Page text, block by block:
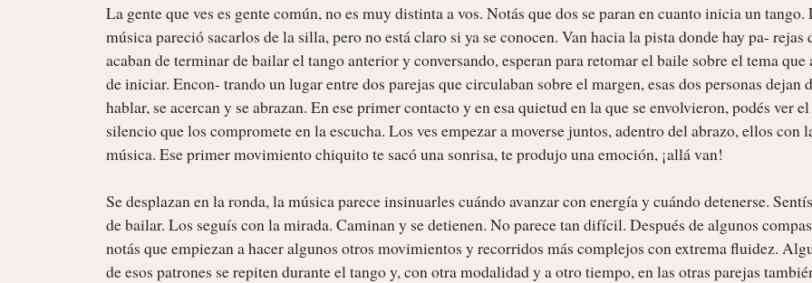
La gente que ves es gente común, no es muy distinta a vos. Notás que dos se paran en cuanto inicia un tango.
música pareció sacarlos de la silla, pero no está claro si ya se conocen. Van hacia la pista donde hay pa- rejas
acaban de terminar de bailar el tango anterior y conversando, esperan para retomar el baile sobre el tema que
de iniciar. Encon- trando un lugar entre dos parejas que circulaban sobre el margen, esas dos personas dejan
hablar, se acercan y se abrazan. En ese primer contacto y en esa quietud en la que se envolvieron, podés ver el
silencio que los compromete en la escucha. Los ves empezar a moverse juntos, adentro del abrazo, ellos con
música. Ese primer movimiento chiquito te sacó una sonrisa, te produjo una emoción, ¡allá van!
Se desplazan en la ronda, la música parece insinuarles cuándo avanzar con energía y cuándo detenerse.
de bailar. Los seguís con la mirada. Caminan y se detienen. No parece tan difícil. Después de algunos
notás que empiezan a hacer algunos otros movimientos y recorridos más complejos con extrema fluidez.
de esos patrones se repiten durante el tango y, con otra modalidad y a otro tiempo, en las otras parejas